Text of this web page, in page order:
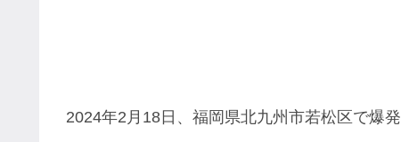
2024年2月18日、福岡県北九州市若松区で爆